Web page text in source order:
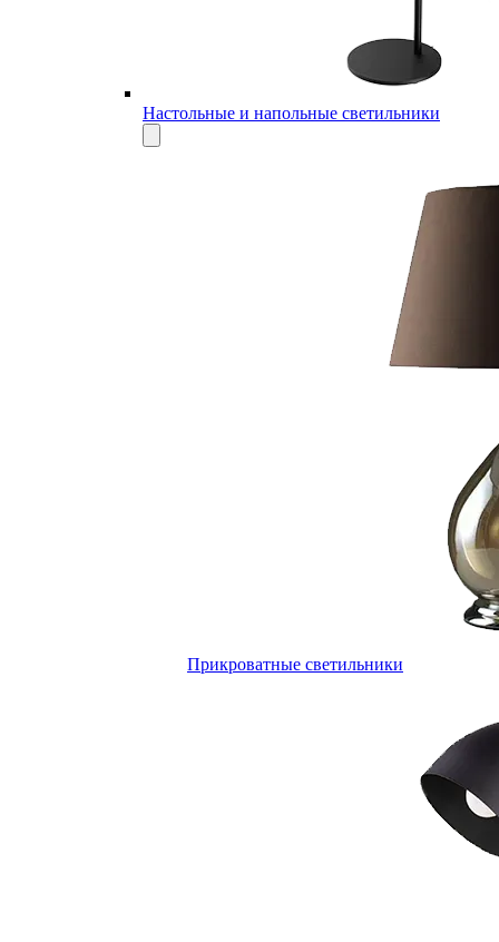
Настольные и напольные светильники
Прикроватные светильники